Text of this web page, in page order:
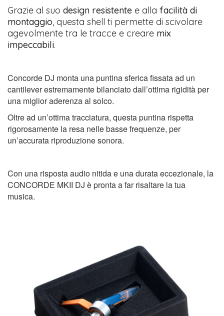
Grazie al suodesign resistente e allafacilità di
montaggio, questa shell ti permette di scivolare
agevolmente tra le tracce e creare mix
impeccabili.
Concorde DJ monta una puntina sferica fissata ad un
cantilever estremamente bilanciato dall’ottima rigidità per
una miglior aderenza al solco.
Oltre ad un’ottima tracciatura, questa puntina rispetta
rigorosamente la resa nelle basse frequenze, per
un’accurata riproduzione sonora.
Con una risposta audio nitida e una durata eccezionale, la
CONCORDE MKII DJ è pronta a far risaltare la tua
musica.